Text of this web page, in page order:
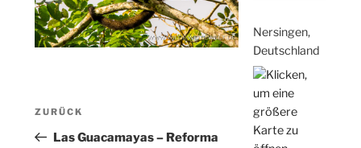
Beitragsnavigation
Vorheriger
Beitrag
ZURÜCK
Las Guacamayas – Reforma
Nersingen,
Deutschland